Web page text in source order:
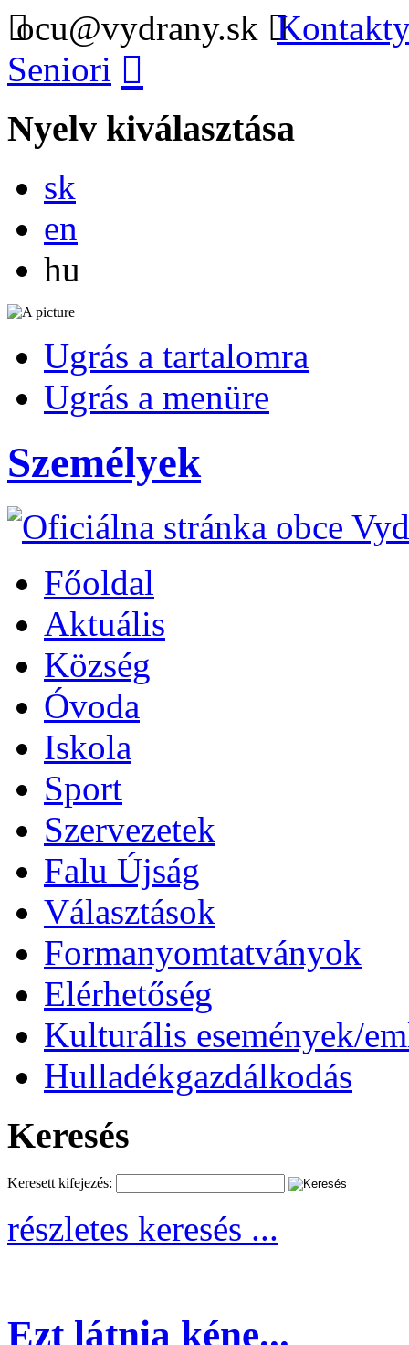
ocu@vydrany.sk
Seniori
Nyelv kiválasztása
sk
en
hu
Ugrás a tartalomra
Ugrás a menüre
Személyek
Főoldal
Aktuális
Község
Óvoda
Iskola
Sport
Szervezetek
Falu Újság
Választások
Formanyomtatványok
Elérhetőség
Kulturális események/
Hulladékgazdálkodás
Keresés
Keresett kifejezés:
részletes keresés ...
Ezt látnia kéne...